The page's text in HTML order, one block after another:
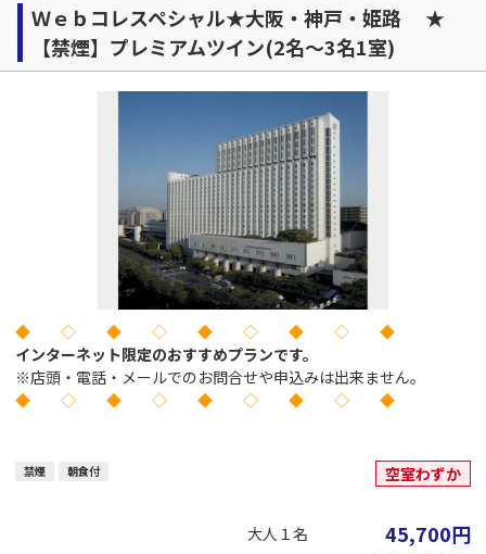
Ｗｅｂコレスペシャル★大阪・神戸・姫路 ★
【禁煙】プレミアムツイン(2名～3名1室)
◆ ◇ ◆ ◇ ◆ ◇ ◆ ◇ ◆
インターネット限定のおすすめプランです。
※店頭・電話・メールでのお問合せや申込みは出来ません。
◆ ◇ ◆ ◇ ◆ ◇ ◆ ◇ ◆
禁煙 朝食付 空室わずか
大人１名 45,700円